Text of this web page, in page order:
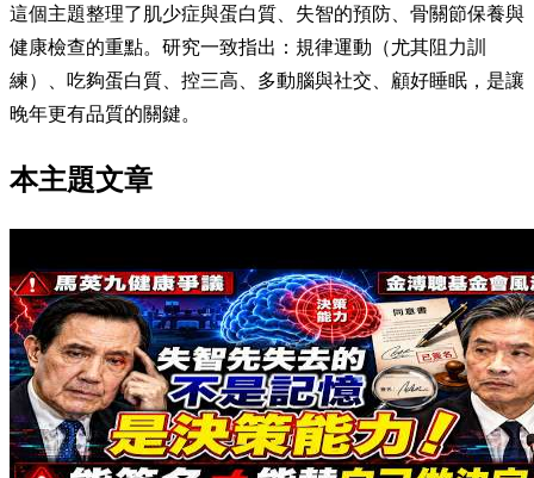
這個主題整理了肌少症與蛋白質、失智的預防、骨關節保養與
健康檢查的重點。研究一致指出：規律運動（尤其阻力訓
練）、吃夠蛋白質、控三高、多動腦與社交、顧好睡眠，是讓
晚年更有品質的關鍵。
本主題文章